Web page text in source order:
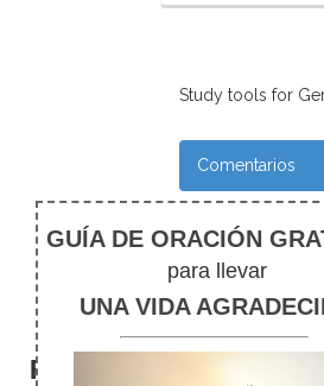
Study tools for
Comentarios
Scripture taken
El silencio